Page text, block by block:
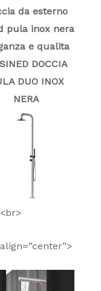
da esterno
pula inox nera
e qualita
DOCCIA
DUO INOX
NERA